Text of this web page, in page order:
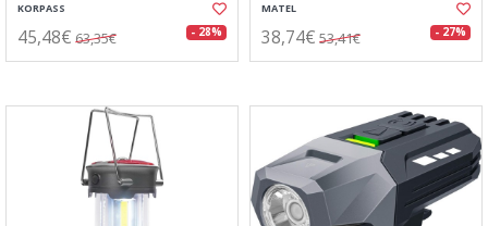
KORPASS
45,48€ 63,35€ - 28%
MATEL
38,74€ 53,41€ - 27%